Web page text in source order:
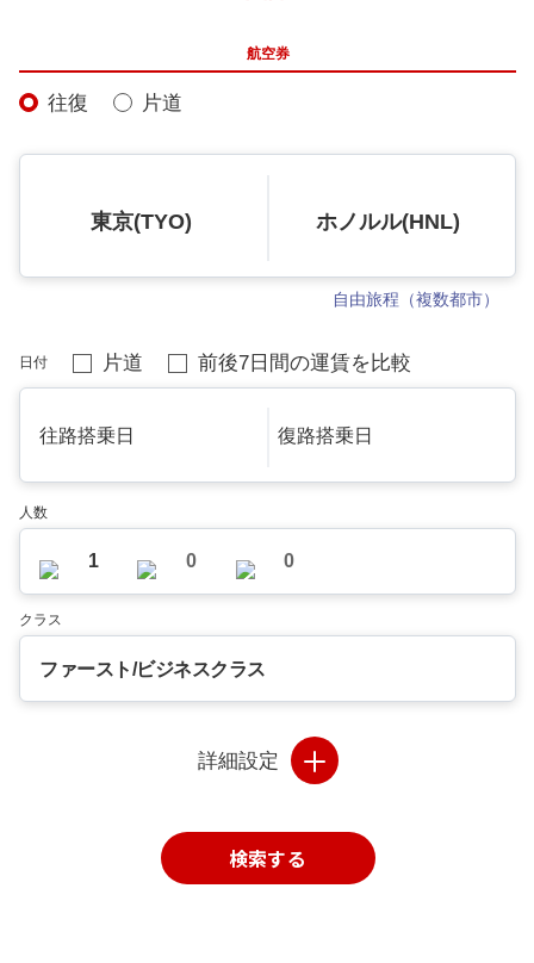
航空券
往復 片道
東京(TYO) ホノルル(HNL)
自由旅程（複数都市）
日付 片道 前後7日間の運賃を比較
往路搭乗日 復路搭乗日
人数
1 0 0
クラス
ファースト/ビジネスクラス
詳細設定
検索する